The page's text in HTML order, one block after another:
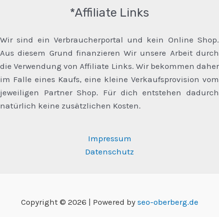
*Affiliate Links
Wir sind ein Verbraucherportal und kein Online Shop.
Aus diesem Grund finanzieren Wir unsere Arbeit durch
die Verwendung von Affiliate Links. Wir bekommen daher
im Falle eines Kaufs, eine kleine Verkaufsprovision vom
jeweiligen Partner Shop. Für dich entstehen dadurch
natürlich keine zusätzlichen Kosten.
Impressum
Datenschutz
Copyright © 2026 | Powered by seo-oberberg.de